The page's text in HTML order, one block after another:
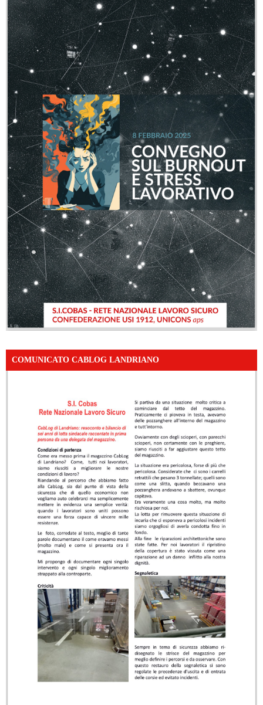
COMUNICATO CABLOG LANDRIANO